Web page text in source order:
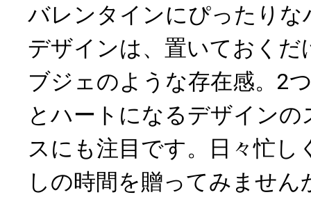
バレンタインにぴったりな
デザインは、置いておくだ
ブジェのような存在感。2
とハートになるデザイン
スにも注目です。日々忙し
しの時間を贈ってみません